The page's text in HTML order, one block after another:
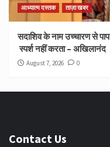
आध्यात्म दस्तक ताज़ा खबर
सदाशिव के नाम उच्चारण से पाप
स्पर्श नहीं करता – अखिलानंद
August 7, 2026 0
Contact Us